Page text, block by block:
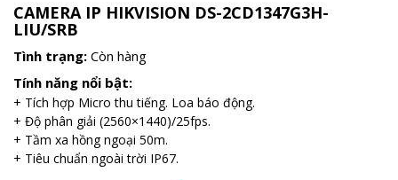
CAMERA IP HIKVISION DS-2CD1347G3H-
LIU/SRB
Tình trạng: Còn hàng
Tính năng nổi bật:
+ Tích hợp Micro thu tiếng. Loa báo động.
+ Độ phân giải (2560×1440)/25fps.
+ Tầm xa hồng ngoại 50m.
+ Tiêu chuẩn ngoài trời IP67.